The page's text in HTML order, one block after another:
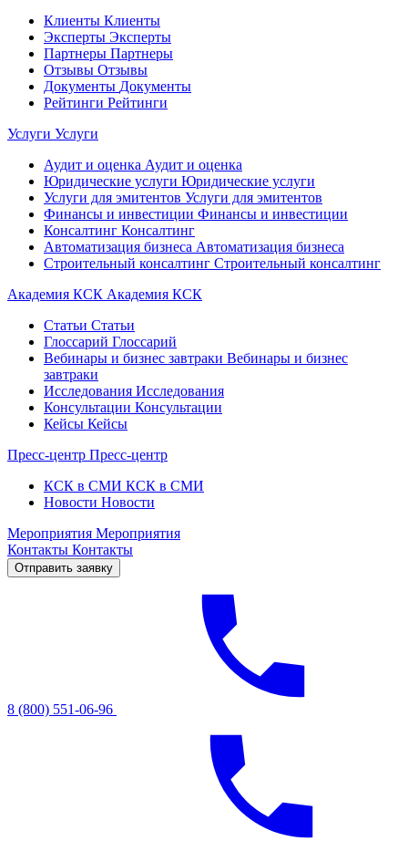
Клиенты Клиенты
Эксперты Эксперты
Партнеры Партнеры
Отзывы Отзывы
Документы Документы
Рейтинги Рейтинги
Услуги Услуги
Аудит и оценка Аудит и оценка
Юридические услуги Юридические услуги
Услуги для эмитентов Услуги для эмитентов
Финансы и инвестиции Финансы и инвестиции
Консалтинг Консалтинг
Автоматизация бизнеса Автоматизация бизнеса
Строительный консалтинг Строительный консалтинг
Академия КСК Академия КСК
Статьи Статьи
Глоссарий Глоссарий
Вебинары и бизнес завтраки Вебинары и бизнес
завтраки
Исследования Исследования
Консультации Консультации
Кейсы Кейсы
Пресс-центр Пресс-центр
КСК в СМИ КСК в СМИ
Новости Новости
Мероприятия Мероприятия
Контакты Контакты
Отправить заявку
8 (800) 551-06-96